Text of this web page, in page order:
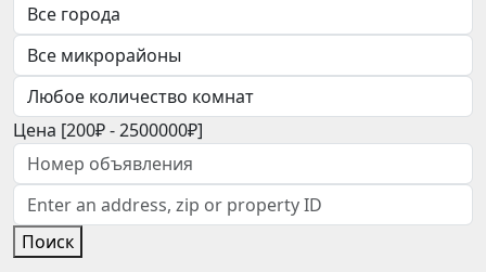
Цена [200₽-2500000₽]
Поиск